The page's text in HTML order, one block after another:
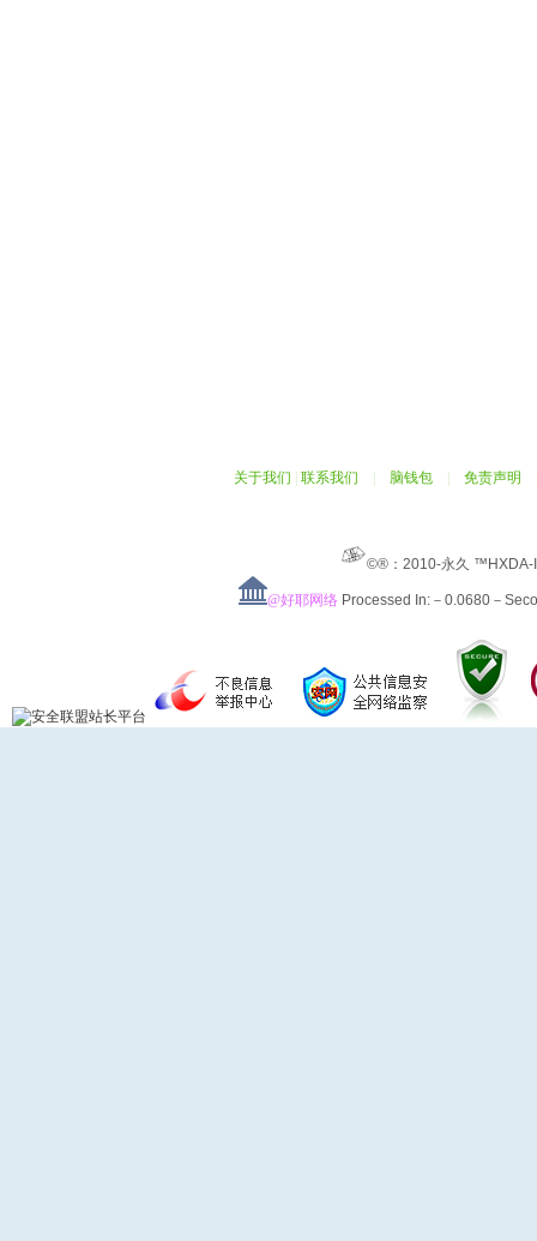
关于我们 联系我们 脑钱包 免责声明
©®：2010-永久
@好耶网络 Processed In:－0.0680－